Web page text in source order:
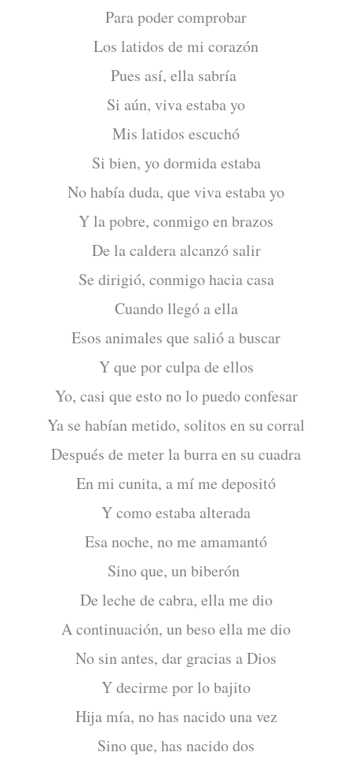
Para poder comprobar
Los latidos de mi corazón
Pues así, ella sabría
Si aún, viva estaba yo
Mis latidos escuchó
Si bien, yo dormida estaba
No había duda, que viva estaba yo
Y la pobre, conmigo en brazos
De la caldera alcanzó salir
Se dirigió, conmigo hacia casa
Cuando llegó a ella
Esos animales que salió a buscar
Y que por culpa de ellos
Yo, casi que esto no lo puedo confesar
Ya se habían metido, solitos en su corral
Después de meter la burra en su cuadra
En mi cunita, a mí me depositó
Y como estaba alterada
Esa noche, no me amamantó
Sino que, un biberón
De leche de cabra, ella me dio
A continuación, un beso ella me dio
No sin antes, dar gracias a Dios
Y decirme por lo bajito
Hija mía, no has nacido una vez
Sino que, has nacido dos